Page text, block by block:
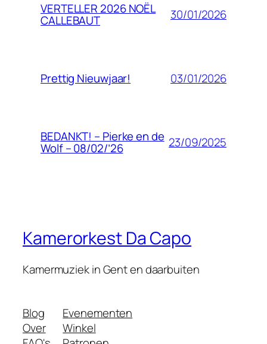
VERTELLER 2026 NOËL
CALLEBAUT 30/01/2026
Prettig Nieuwjaar! 03/01/2026
BEDANKT! – Pierke en de
Wolf – 08/02/’26 23/09/2025
Kamerorkest Da Capo
Kamermuziek in Gent en daarbuiten
Blog
Over
Evenementen
Winkel